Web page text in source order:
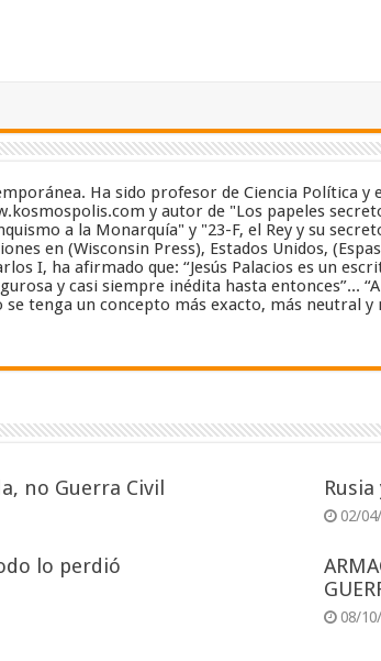
Ha sido profesor de Ciencia Política
y autor de "Los papeles
a la Monarquía" y "23-F, el Rey y su
en (Wisconsin Press), Estados Unidos,
I, ha afirmado que: “Jesús Palacios es un
y casi siempre inédita hasta entonces”...
tenga un concepto más exacto, más neutral y
no Guerra Civil
02/
lo perdió
08/